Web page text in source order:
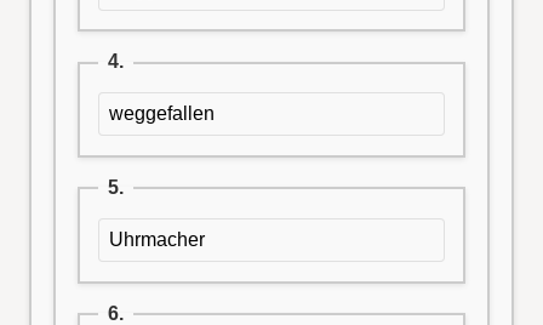
4.
weggefallen
5.
Uhrmacher
6.